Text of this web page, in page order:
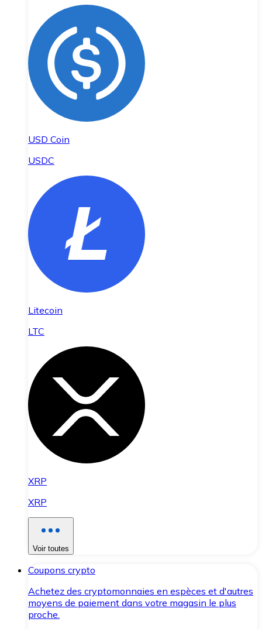
USD Coin
USDC
Litecoin
LTC
XRP
XRP
Voir toutes
Coupons crypto
Achetez des cryptomonnaies en espèces et d'autres
moyens de paiement dans votre magasin le plus
proche.